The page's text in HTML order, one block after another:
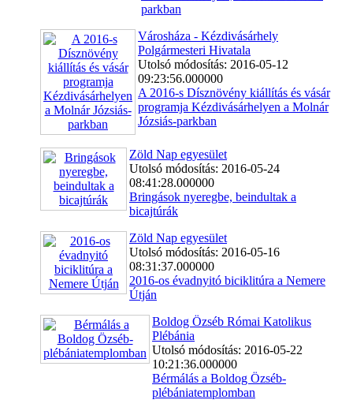
parkban
Városháza - Kézdivásárhely
Polgármesteri Hivatala
Utolsó módosítás: 2016-05-12
09:23:56.000000
A 2016-s Dísznövény kiállítás és vásár
programja Kézdivásárhelyen a Molnár
Józsiás-parkban
Zöld Nap egyesület
Utolsó módosítás: 2016-05-24
08:41:28.000000
Bringások nyeregbe, beindultak a
bicajtúrák
Zöld Nap egyesület
Utolsó módosítás: 2016-05-16
08:31:37.000000
2016-os évadnyitó biciklitúra a Nemere
Útján
Boldog Özséb Római Katolikus
Plébánia
Utolsó módosítás: 2016-05-22
10:21:36.000000
Bérmálás a Boldog Özséb-
plébániatemplomban